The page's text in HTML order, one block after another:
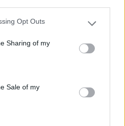
app uses one or more Google
behaviour. You may click to
and its third-party tags to
purposes in below Google
Opt Outs
Sharing of my
Sale of my